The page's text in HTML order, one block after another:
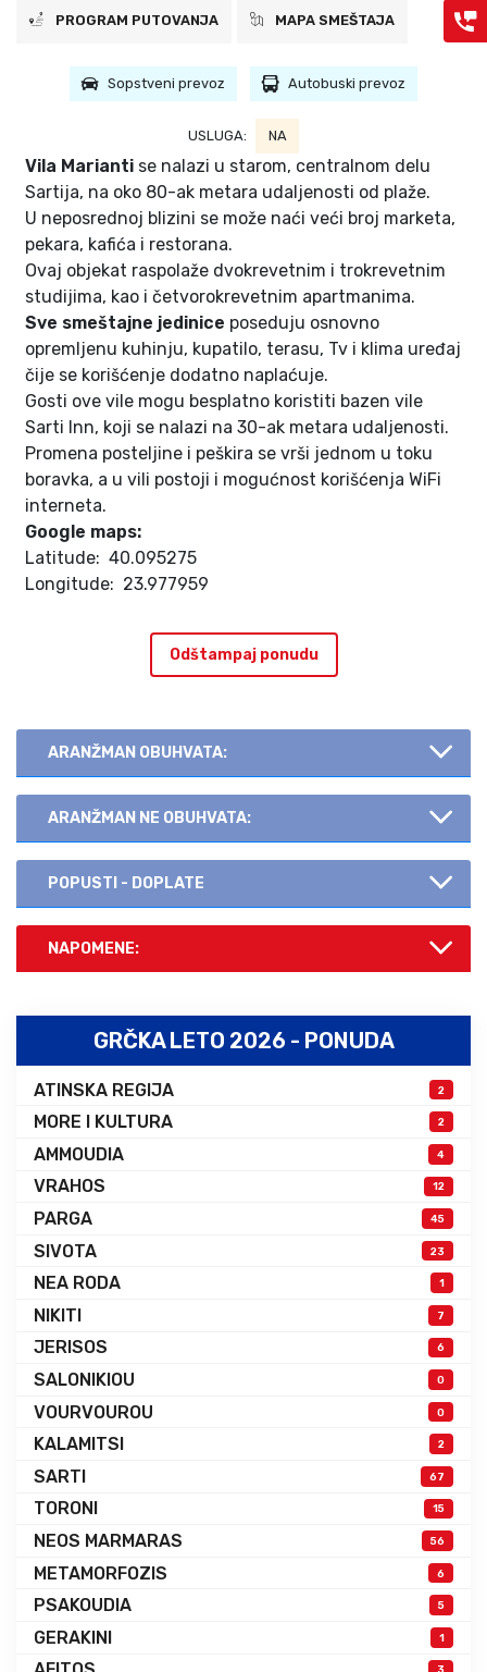
PROGRAM PUTOVANJA MAPA SMEŠTAJA
Sopstveni prevoz Autobuski prevoz
USLUGA: NA
Vila Marianti se nalazi u starom, centralnom delu
Sartija, na oko 80-ak metara udaljenosti od plaže.
U neposrednoj blizini se može naći veći broj marketa,
pekara, kafića i restorana.
Ovaj objekat raspolaže dvokrevetnim i trokrevetnim
studijima, kao i četvorokrevetnim apartmanima.
Sve smeštajne jedinice poseduju osnovno
opremljenu kuhinju, kupatilo, terasu, Tv i klima uređaj
čije se korišćenje dodatno naplaćuje.
Gosti ove vile mogu besplatno koristiti bazen vile
Sarti Inn, koji se nalazi na 30-ak metara udaljenosti.
Promena posteljine i peškira se vrši jednom u toku
boravka, a u vili postoji i mogućnost korišćenja WiFi
interneta.
Google maps:
Latitude: 40.095275
Longitude: 23.977959
Odštampaj ponudu
ARANŽMAN OBUHVATA:
ARANŽMAN NE OBUHVATA:
POPUSTI - DOPLATE
NAPOMENE:
GRČKA LETO 2026 - PONUDA
ATINSKA REGIJA 2
MORE I KULTURA 2
AMMOUDIA 4
VRAHOS 12
PARGA 45
SIVOTA 23
NEA RODA 1
NIKITI 7
JERISOS 6
SALONIKIOU 0
VOURVOUROU 0
KALAMITSI 2
SARTI 67
TORONI 15
NEOS MARMARAS 56
METAMORFOZIS 6
PSAKOUDIA 5
GERAKINI 1